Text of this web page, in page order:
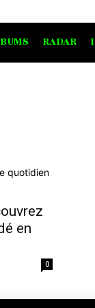
RADAR
en
0